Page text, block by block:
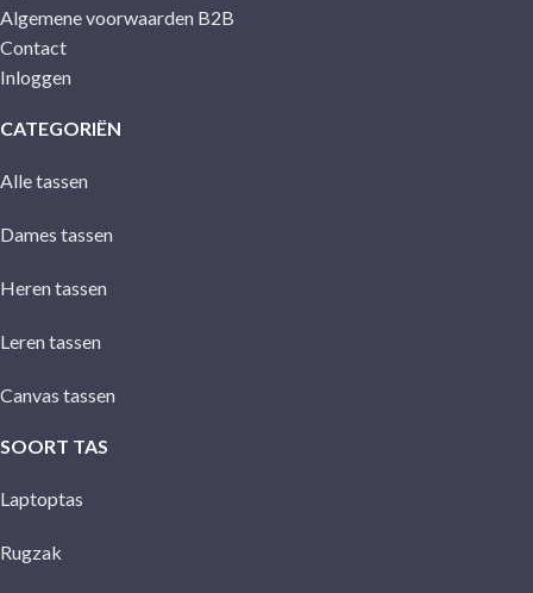
Algemene voorwaarden B2B
Contact
Inloggen
CATEGORIËN
Alle tassen
Dames tassen
Heren tassen
Leren tassen
Canvas tassen
SOORT TAS
Laptoptas
Rugzak